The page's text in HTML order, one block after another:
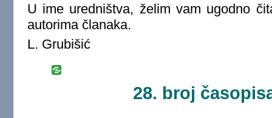
U ime uredništva, želim vam ugodno
autorima članaka.
L. Grubišić
28. broj